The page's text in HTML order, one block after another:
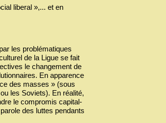
liberal »,... et en
les problématiques
de la Ligue se fait
le changement de
En apparence
des masses » (sous
les Soviets). En réalité,
le compromis capital-
des luttes pendants